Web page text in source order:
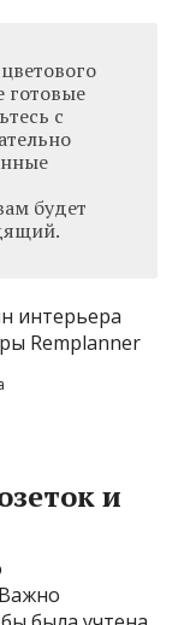
готовые
с
будет
и